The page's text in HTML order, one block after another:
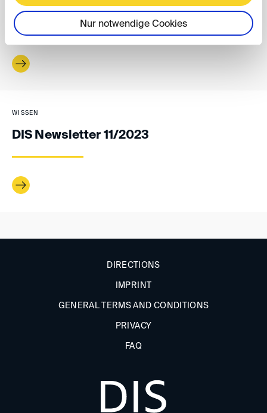
Nur notwendige Cookies
DIS Newsletter 01/2024
WISSEN
DIS Newsletter 11/2023
DIRECTIONS
IMPRINT
GENERAL TERMS AND CONDITIONS
PRIVACY
FAQ